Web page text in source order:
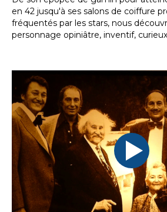
en 42 jusqu'à ses salons de coiffure
fréquentés par les stars, nous
personnage opiniâtre, inventif,